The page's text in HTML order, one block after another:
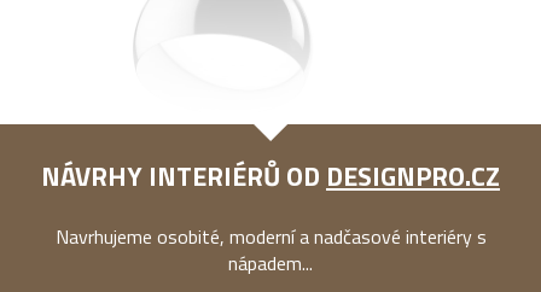
NÁVRHY INTERIÉRŮ OD DESIGNPRO.CZ
Navrhujeme osobité, moderní a nadčasové interiéry s
nápadem...